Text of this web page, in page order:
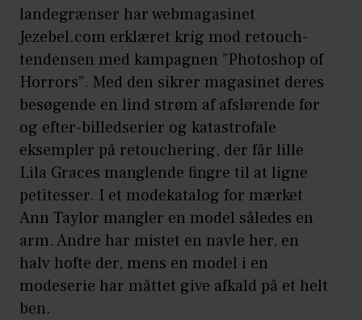
landegrænser har webmagasinet
Jezebel.com erklæret krig mod retouch-
tendensen med kampagnen ”Photoshop of
Horrors”. Med den sikrer magasinet deres
besøgende en lind strøm af afslørende før
og efter-billedserier og katastrofale
eksempler på retouchering, der får lille
Lila Graces manglende fingre til at ligne
petitesser. I et modekatalog for mærket
Ann Taylor mangler en model således en
arm. Andre har mistet en navle her, en
halv hofte der, mens en model i en
modeserie har måttet give afkald på et helt
ben.